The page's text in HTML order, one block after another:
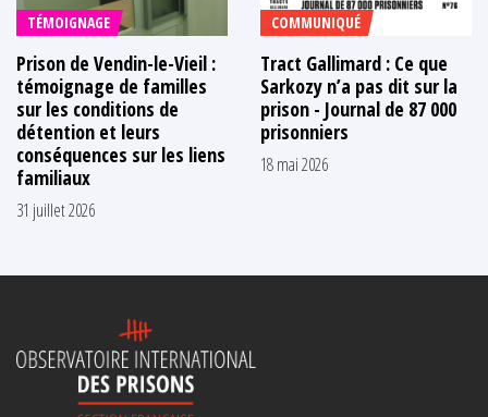
TÉMOIGNAGE
Prison de Vendin-le-Vieil :
témoignage de familles
sur les conditions de
détention et leurs
conséquences sur les liens
familiaux
31 juillet 2026
COMMUNIQUÉ
Tract Gallimard : Ce que
Sarkozy n’a pas dit sur la
prison - Journal de 87 000
prisonniers
18 mai 2026